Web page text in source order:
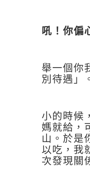
吼！你偏
舉一個你
別待遇」
小的時候
媽就給，
山。於是
以吃，我
次發現關